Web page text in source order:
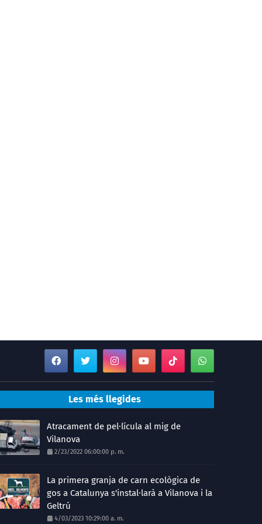
Les més llegides
Atracament de pel·lícula al mig de
Vilanova
2/23/2022 06:00:00 p. m.
La primera granja de carn ecològica de
gos a Catalunya s'instal·larà a Vilanova i la
Geltrú
4/03/2023 10:29:00 a. m.